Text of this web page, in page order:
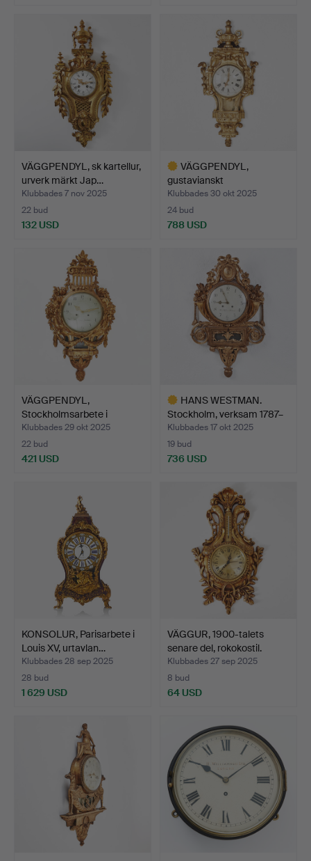
VÄGGPENDYL, sk kartellur,
urverk märkt Jap…
Klubbades 7 nov 2025
22 bud
132 USD
VÄGGPENDYL,
gustavianskt
stockholmsarbete,…
Klubbades 30 okt 2025
24 bud
788 USD
VÄGGPENDYL,
Stockholmsarbete i
transition …
Klubbades 29 okt 2025
22 bud
421 USD
HANS WESTMAN.
Stockholm, verksam 1787–
1805…
Klubbades 17 okt 2025
19 bud
736 USD
KONSOLUR, Parisarbete i
Louis XV, urtavlan…
Klubbades 28 sep 2025
28 bud
1 629 USD
VÄGGUR, 1900-talets
senare del, rokokostil.
Klubbades 27 sep 2025
8 bud
64 USD